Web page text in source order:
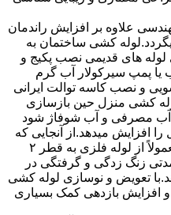
علاوه بر افزایش راندمان
کشی ساختمان به
های قدیمی نصب پکیج و
پمپ سیرکولار آب گرم
و نصب کاسه توالت ایرانی
کشی منزل حین بازسازی
آب مصرفی و آب شوفاژ شود
افزایش میدهد.از آنجایی که
برای لوله کشی داخلی ساختمان معمولاً از لوله فلزی به قطر ۲
زنگ زدگی و گرفتگی در
تعویض و نوسازی لوله کشی
افزایش بازدهی کمک بسیاری